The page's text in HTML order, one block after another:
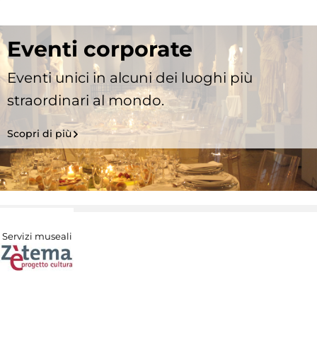
Eventi corporate
Eventi unici in alcuni dei luoghi più
straordinari al mondo.
Scopri di più
Servizi museali